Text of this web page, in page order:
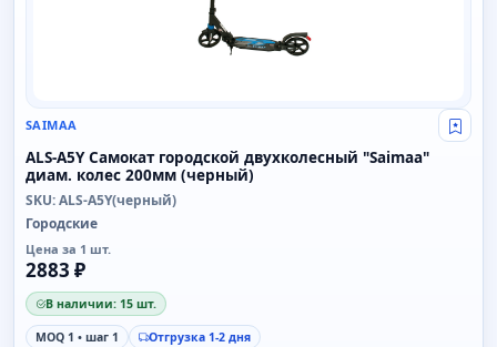
SAIMAA Свой
ALS-A5Y Самокат городской двухколесный "Saimaa"
диам. колес 200мм (черный)
SKU: ALS-A5Y(черный)
Городские
Цена за 1 шт.
2883 ₽
В наличии: 15 шт.
MOQ 1 • шаг 1
Отгрузка 1-2 дня